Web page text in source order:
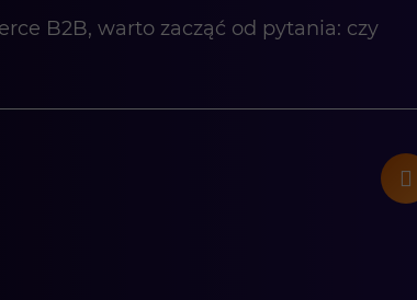
B2B, warto zacząć od pytania: czy